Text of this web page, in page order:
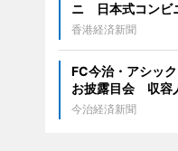
ニ 日本式コンビ
香港経済新聞
FC今治・アシッ
お披露目会 収容
今治経済新聞